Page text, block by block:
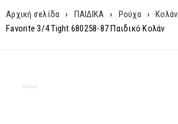
Αρχική σελίδα › ΠΑΙΔΙΚΑ › Ρούχα › Κολάν
Favorite 3/4 Tight 680258-87 Παιδικό Κολάν